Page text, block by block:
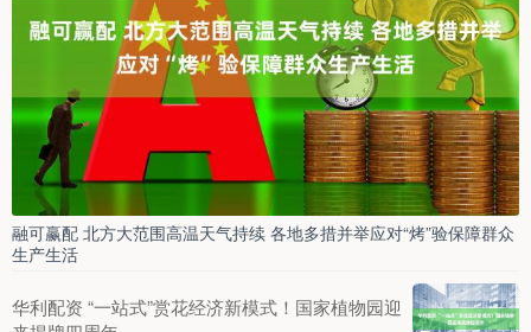
融可赢配 北方大范围高温天气持续 各地多措并举应对“烤”验保障群众
生产生活
华利配资 “一站式”赏花经济新模式！国家植物园迎